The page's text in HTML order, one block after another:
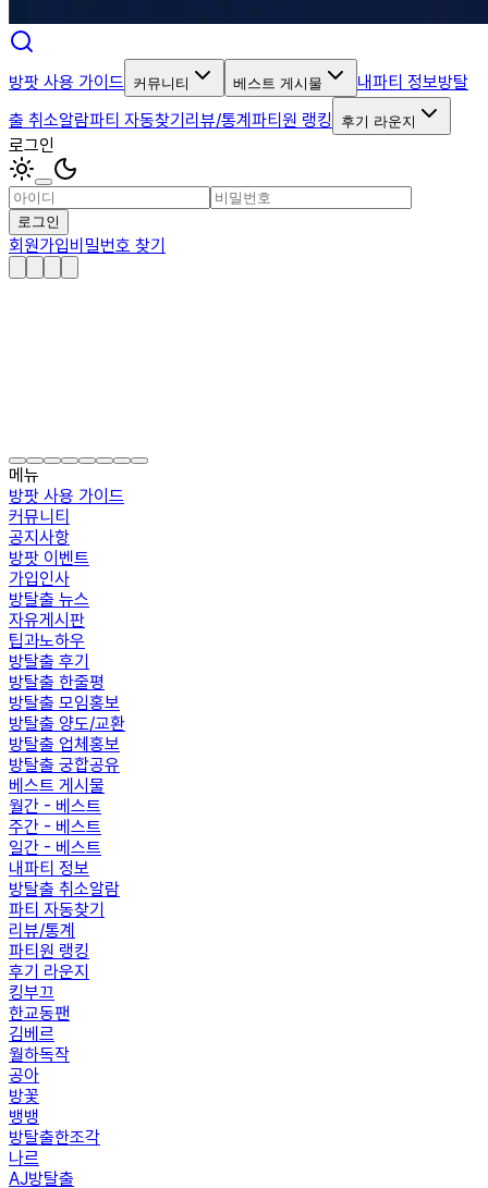
방팟 사용 가이드 커뮤니티 베스트 게시물 내파티 정보방탈
출 취소알람파티 자동찾기리뷰/통계파티원 랭킹 후기 라운지
로그인
로그인
회원가입비밀번호 찾기
메뉴
방팟 사용 가이드
커뮤니티
공지사항
방팟 이벤트
가입인사
방탈출 뉴스
자유게시판
팁과노하우
방탈출 후기
방탈출 한줄평
방탈출 모임홍보
방탈출 양도/교환
방탈출 업체홍보
방탈출 궁합공유
베스트 게시물
월간 - 베스트
주간 - 베스트
일간 - 베스트
내파티 정보
방탈출 취소알람
파티 자동찾기
리뷰/통계
파티원 랭킹
후기 라운지
킹부끄
한교동팬
김베르
월하독작
공아
방꽃
뱅뱅
방탈출한조각
나르
AJ방탈출